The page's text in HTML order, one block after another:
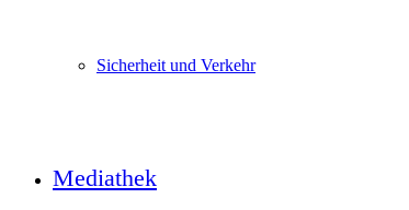
Sicherheit und Verkehr
Mediathek